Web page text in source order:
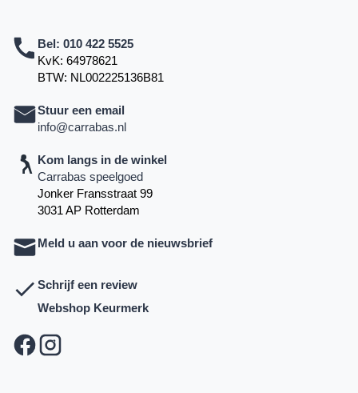
Bel: 010 422 5525
KvK: 64978621
BTW: NL002225136B81
Stuur een email
info@carrabas.nl
Kom langs in de winkel
Carrabas speelgoed
Jonker Fransstraat 99
3031 AP Rotterdam
Meld u aan voor de nieuwsbrief
Schrijf een review
Webshop Keurmerk